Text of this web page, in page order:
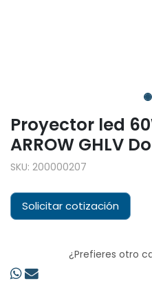
Proyector led
ARROW GHLV
SKU: 200000207
Solicitar cotización
¿Prefieres otro